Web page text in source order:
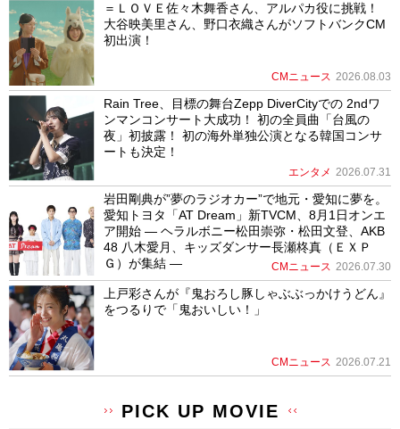
＝ＬＯＶＥ佐々木舞香さん、アルパカ役に挑戦！
大谷映美里さん、野口衣織さんがソフトバンクCM
初出演！
CMニュース 2026.08.03
Rain Tree、目標の舞台Zepp DiverCityでの 2ndワ
ンマンコンサート大成功！ 初の全員曲「台風の
夜」初披露！ 初の海外単独公演となる韓国コンサ
ートも決定！
エンタメ 2026.07.31
岩田剛典が”夢のラジオカー”で地元・愛知に夢を。
愛知トヨタ「AT Dream」新TVCM、8月1日オンエ
ア開始 ― ヘラルボニー松田崇弥・松田文登、AKB
48 八木愛月、キッズダンサー長瀬柊真（ＥＸＰ
Ｇ）が集結 ―
CMニュース 2026.07.30
上戸彩さんが『鬼おろし豚しゃぶぶっかけうどん』
をつるりで「鬼おいしい！」
CMニュース 2026.07.21
PICK UP MOVIE